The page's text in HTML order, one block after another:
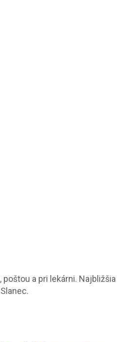
a pri lekárni. Najbližšia